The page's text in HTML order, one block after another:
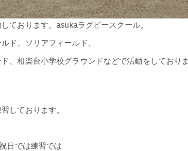
ております。asukaラグビースクール。
ド、ソリアフィールド。
、相楽台小学校グラウンドなどで活動をしておりま
しております。
日では練習では